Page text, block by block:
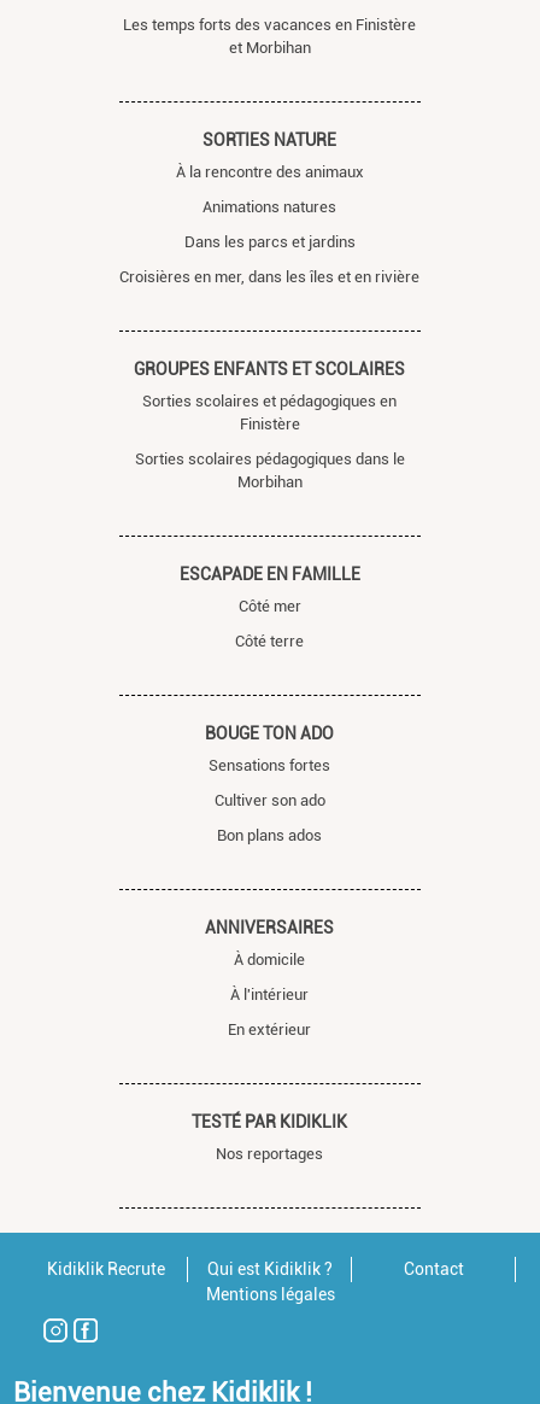
Les temps forts des vacances en Finistère
et Morbihan
SORTIES NATURE
À la rencontre des animaux
Animations natures
Dans les parcs et jardins
Croisières en mer, dans les îles et en rivière
GROUPES ENFANTS ET SCOLAIRES
Sorties scolaires et pédagogiques en
Finistère
Sorties scolaires pédagogiques dans le
Morbihan
ESCAPADE EN FAMILLE
Côté mer
Côté terre
BOUGE TON ADO
Sensations fortes
Cultiver son ado
Bon plans ados
ANNIVERSAIRES
À domicile
À l'intérieur
En extérieur
TESTÉ PAR KIDIKLIK
Nos reportages
Kidiklik Recrute Qui est Kidiklik ?
Contact
Mentions légales
Bienvenue chez Kidiklik !